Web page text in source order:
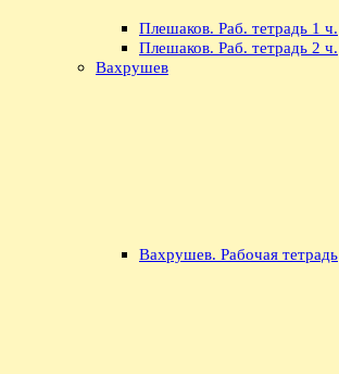
Плешаков. Раб. тетрадь 1 ч.
Плешаков. Раб. тетрадь 2 ч.
Вахрушев
Вахрушев. Рабочая тетрадь